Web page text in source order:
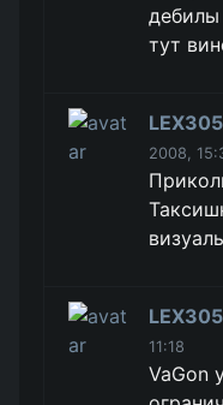
дебилы
тут
2008,
11:18
VaGon